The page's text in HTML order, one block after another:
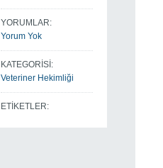
YORUMLAR:
Yorum Yok
KATEGORİSİ:
Veteriner Hekimliği
ETİKETLER: